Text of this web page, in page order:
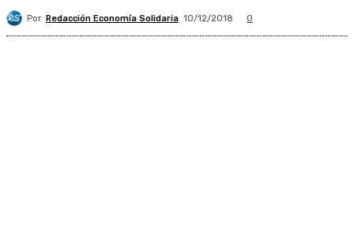
Por Redacción Economía Solidaria 10/12/2018 0